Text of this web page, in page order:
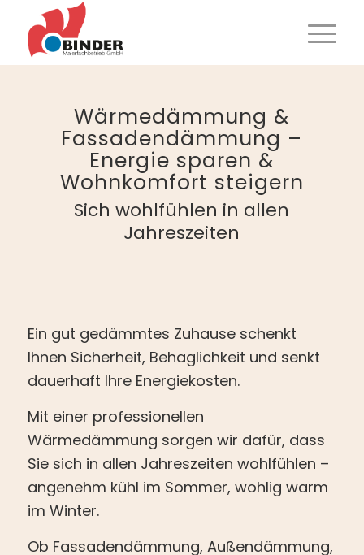
Wärmedämmung &
Fassadendämmung –
Energie sparen &
Wohnkomfort steigern
Sich wohlfühlen in allen
Jahreszeiten
Ein gut gedämmtes Zuhause schenkt
Ihnen Sicherheit, Behaglichkeit und senkt
dauerhaft Ihre Energiekosten.
Mit einer professionellen
Wärmedämmung sorgen wir dafür, dass
Sie sich in allen Jahreszeiten wohlfühlen –
angenehm kühl im Sommer, wohlig warm
im Winter.
Ob Fassadendämmung, Außendämmung,